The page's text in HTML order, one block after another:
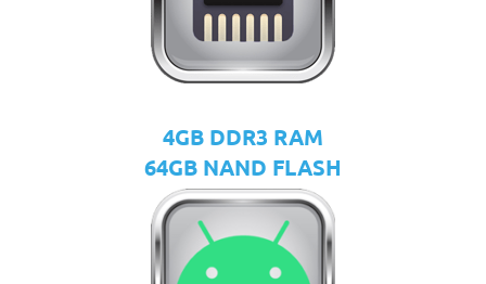
4GB DDR3 RAM
64GB NAND FLASH